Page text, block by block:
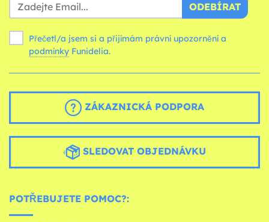
ODEBÍRAT
Přečetl/a jsem si a přijímám právní upozornění a
podmínky Funidelia.
ZÁKAZNICKÁ PODPORA
SLEDOVAT OBJEDNÁVKU
POTŘEBUJETE POMOC?: